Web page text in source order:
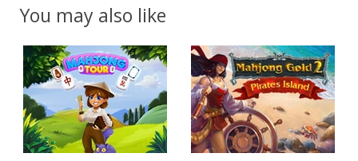
You may also like